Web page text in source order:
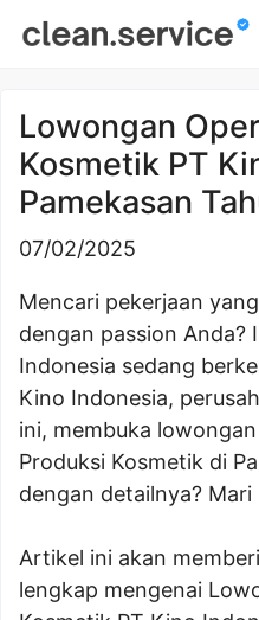
Lowongan
Kosmetik PT
Pamekasan
07/02/2025
Mencari pekerjaan
dengan passion Anda?
Indonesia sedang
Kino Indonesia,
ini, membuka
Produksi Kosmetik di
dengan detailnya?
Artikel ini akan
lengkap mengenai